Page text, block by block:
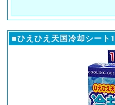
■ひえひえ天国冷却シート